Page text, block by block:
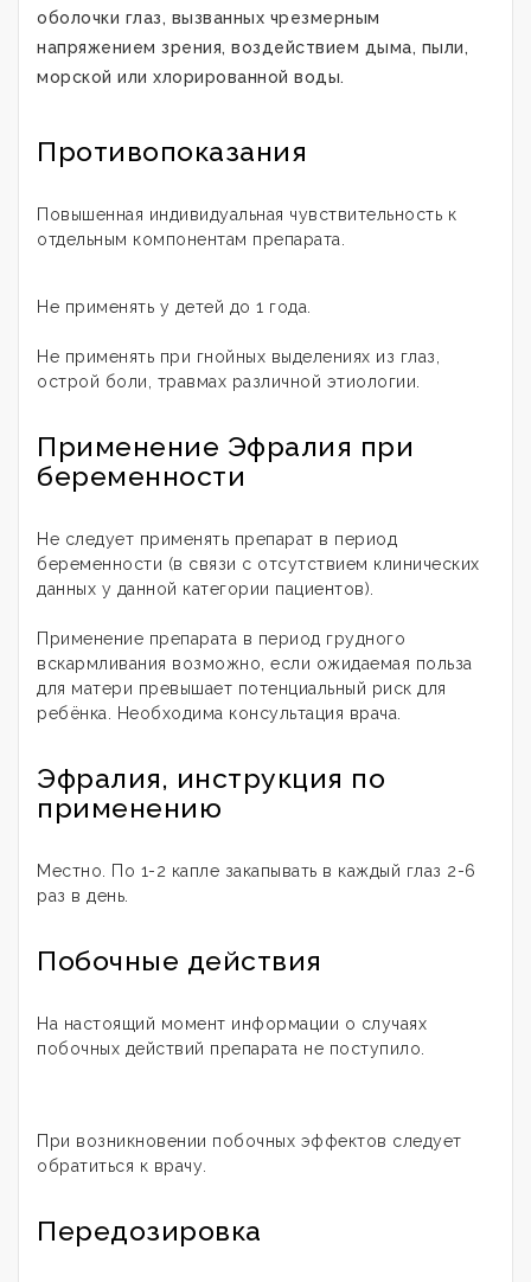
оболочки глаз, вызванных чрезмерным
напряжением зрения, воздействием дыма, пыли,
морской или хлорированной воды.
Противопоказания
Повышенная индивидуальная чувствительность к
отдельным компонентам препарата.
Не применять у детей до 1 года.
Не применять при гнойных выделениях из глаз,
острой боли, травмах различной этиологии.
Применение Эфралия при
беременности
Не следует применять препарат в период
беременности (в связи с отсутствием клинических
данных у данной категории пациентов).
Применение препарата в период грудного
вскармливания возможно, если ожидаемая польза
для матери превышает потенциальный риск для
ребёнка. Необходима консультация врача.
Эфралия, инструкция по
применению
Местно. По 1-2 капле закапывать в каждый глаз 2-6
раз в день.
Побочные действия
На настоящий момент информации о случаях
побочных действий препарата не поступило.
При возникновении побочных эффектов следует
обратиться к врачу.
Передозировка